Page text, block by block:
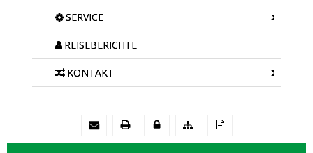
SERVICE
REISEBERICHTE
KONTAKT